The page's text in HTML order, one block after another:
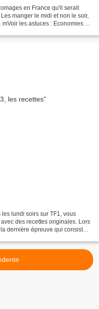
en France qu'il serait
manger le midi et non le soir,
les astuces : Economies ,
les lundi soirs sur TF1, vous
des recettes originales. Lors
dernière épreuve qui consistait